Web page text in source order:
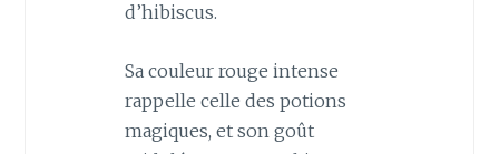
d’hibiscus.
Sa couleur rouge intense
rappelle celle des potions
magiques, et son goût